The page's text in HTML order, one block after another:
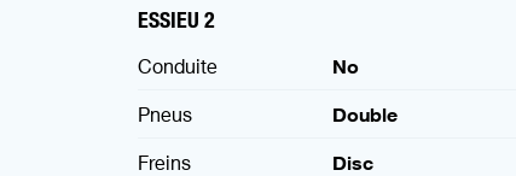
ESSIEU 2
Conduite
No
Pneus
Double
Freins
Disc